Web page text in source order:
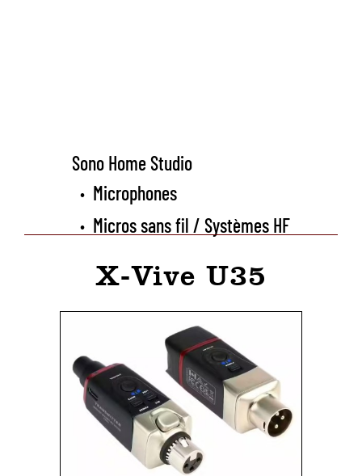
Sono Home Studio
• Microphones
• Micros sans fil / Systèmes HF
X-Vive U35